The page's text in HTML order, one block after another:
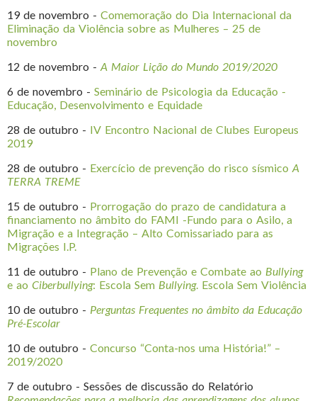
19 de novembro - Comemoração do Dia Internacional da
Eliminação da Violência sobre as Mulheres – 25 de
novembro
12 de novembro - A Maior Lição do Mundo 2019/2020
6 de novembro - Seminário de Psicologia da Educação -
Educação, Desenvolvimento e Equidade
28 de outubro - IV Encontro Nacional de Clubes Europeus
2019
28 de outubro - Exercício de prevenção do risco sísmico A
TERRA TREME
15 de outubro - Prorrogação do prazo de candidatura a
financiamento no âmbito do FAMI -Fundo para o Asilo, a
Migração e a Integração – Alto Comissariado para as
Migrações I.P.
11 de outubro - Plano de Prevenção e Combate ao Bullying
e ao Ciberbullying: Escola Sem Bullying. Escola Sem Violência
10 de outubro - Perguntas Frequentes no âmbito da Educação
Pré-Escolar
10 de outubro - Concurso “Conta-nos uma História!” –
2019/2020
7 de outubro - Sessões de discussão do Relatório